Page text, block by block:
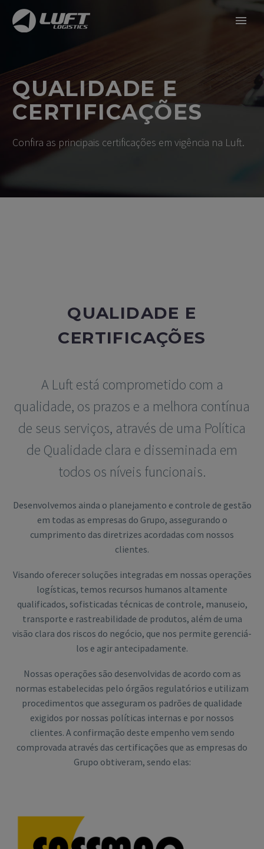
QUALIDADE E
CERTIFICAÇÕES
Confira as principais certificações em vigência na Luft.
QUALIDADE E
CERTIFICAÇÕES
A Luft está comprometido com a
qualidade, os prazos e a melhora contínua
de seus serviços, através de uma Política
de Qualidade clara e disseminada em
todos os níveis funcionais.
Desenvolvemos ainda o planejamento e controle de gestão
em todas as empresas do Grupo, assegurando o
cumprimento das diretrizes acordadas com nossos
clientes.
Visando oferecer soluções integradas em nossas operações
logísticas, temos recursos humanos altamente
qualificados, sofisticadas técnicas de controle, manuseio,
transporte e rastreabilidade de produtos, além de uma
visão clara dos riscos do negócio, que nos permite gerenciá-
los e agir antecipadamente.
Nossas operações são desenvolvidas de acordo com as
normas estabelecidas pelo órgãos regulatórios e utilizam
procedimentos que asseguram os padrões de qualidade
exigidos por nossas políticas internas e por nossos
clientes. A confirmação deste empenho vem sendo
comprovada através das certificações que as empresas do
Grupo obtiveram, sendo elas: